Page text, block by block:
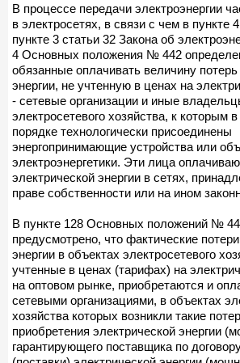
В процессе передачи электроэнергии
в электросетях, в связи с чем в пункте
пункте 3 статьи 32 Закона об
4 Основных положения № 442
обязанные оплачивать величину потерь
энергии, не учтенную в ценах на
- сетевые организации и иные
электросетевого хозяйства, к которым
порядке технологически присоединены
энергопринимающие устройства или
электроэнергетики. Эти лица
электрической энергии в сетях,
праве собственности или на ином
В пункте 128 Основных положений №
предусмотрено, что фактические
энергии в объектах электросетевого
учтенные в ценах (тарифах) на
на оптовом рынке, приобретаются и
сетевыми организациями, в объектах
хозяйства которых возникли такие
приобретения электрической энергии
гарантирующего поставщика по